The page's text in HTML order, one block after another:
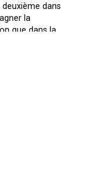
dans
la
que dans la